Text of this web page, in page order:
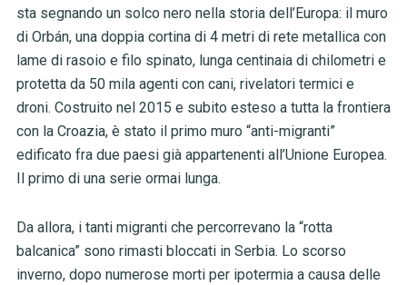
sta segnando un solco nero nella storia dell’Europa: il muro
di Orbán, una doppia cortina di 4 metri di rete metallica con
lame di rasoio e filo spinato, lunga centinaia di chilometri e
protetta da 50 mila agenti con cani, rivelatori termici e
droni. Costruito nel 2015 e subito esteso a tutta la frontiera
con la Croazia, è stato il primo muro “anti-migranti”
edificato fra due paesi già appartenenti all’Unione Europea.
Il primo di una serie ormai lunga.
Da allora, i tanti migranti che percorrevano la “rotta
balcanica” sono rimasti bloccati in Serbia. Lo scorso
inverno, dopo numerose morti per ipotermia a causa delle